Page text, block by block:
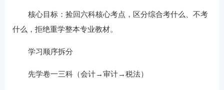
核心目标：捡回六科核心考点，区分综合考什么、不考
什么，拒绝重学整本专业教材。
学习顺序拆分
先学卷一三科（会计→审计→税法）